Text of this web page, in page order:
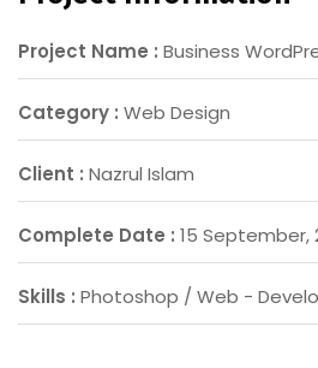
Project Name : Business
Category : Web Design
Client : Nazrul Islam
Complete Date : 15 September,
Skills : Photoshop / Web -